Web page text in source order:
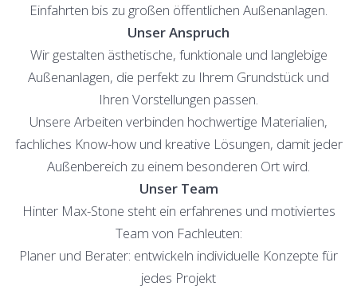
Einfahrten bis zu großen öffentlichen Außenanlagen.
Unser Anspruch
Wir gestalten ästhetische, funktionale und langlebige
Außenanlagen, die perfekt zu Ihrem Grundstück und
Ihren Vorstellungen passen.
Unsere Arbeiten verbinden hochwertige Materialien,
fachliches Know-how und kreative Lösungen, damit jeder
Außenbereich zu einem besonderen Ort wird.
Unser Team
Hinter Max-Stone steht ein erfahrenes und motiviertes
Team von Fachleuten:
Planer und Berater: entwickeln individuelle Konzepte für
jedes Projekt